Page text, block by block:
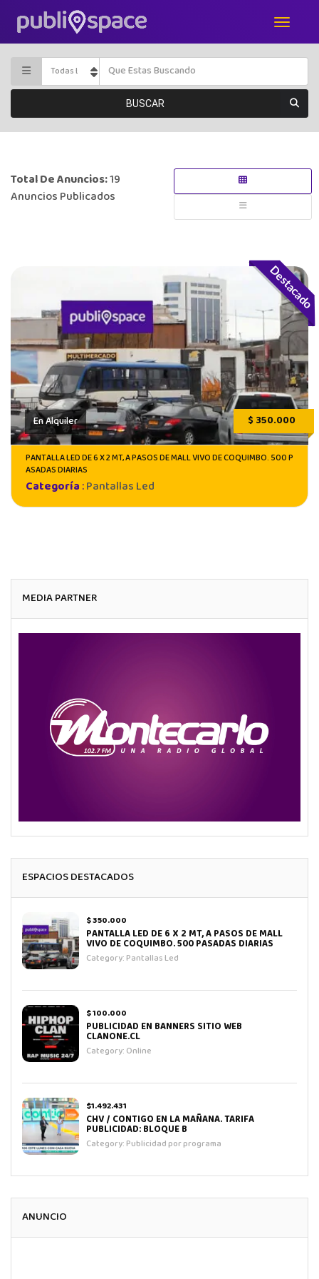
BUSCAR
Total De Anuncios:19
Anuncios Publicados
Destacado
En Alquiler $ 350.000
PANTALLA LED DE 6 X 2 MT, A PASOS DE MALL VIVO DE COQUIMBO. 500 P
ASADAS DIARIAS
Categoría:Pantallas Led
MEDIA PARTNER
ESPACIOS DESTACADOS
$ 350.000
PANTALLA LED DE 6 X 2 MT, A PASOS DE MALL
VIVO DE COQUIMBO. 500 PASADAS DIARIAS
Category:Pantallas Led
$ 100.000
PUBLICIDAD EN BANNERS SITIO WEB
CLANONE.CL
Category:Online
$1.492.431
CHV / CONTIGO EN LA MAÑANA. TARIFA
PUBLICIDAD: BLOQUE B
Category:Publicidad por programa
ANUNCIO